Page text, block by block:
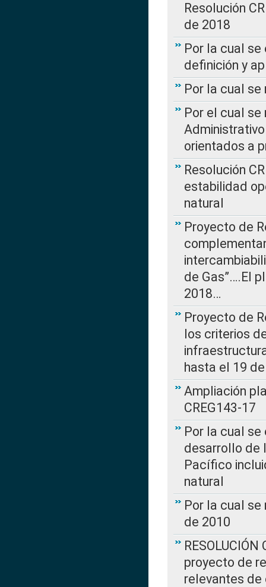
Resolución
de 2018
Por la cual
definición y
Por la cual
Por el cual
orientados a
Resolución
estabilidad
natural
Proyecto de
de Gas”….El
2018…
Proyecto de
los criterios
hasta el 19
Ampliación
CREG143-17
Por la cual
desarrollo de
Pacífico
natural
Por la cual se
de 2010
proyecto de
relevantes de